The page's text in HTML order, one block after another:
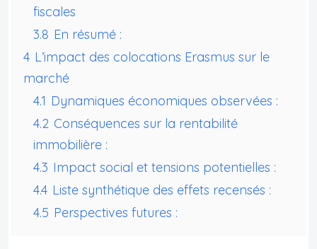
fiscales
3.8 En résumé :
4 L’impact des colocations Erasmus sur le
marché
4.1 Dynamiques économiques observées :
4.2 Conséquences sur la rentabilité
immobilière :
4.3 Impact social et tensions potentielles :
4.4 Liste synthétique des effets recensés :
4.5 Perspectives futures :